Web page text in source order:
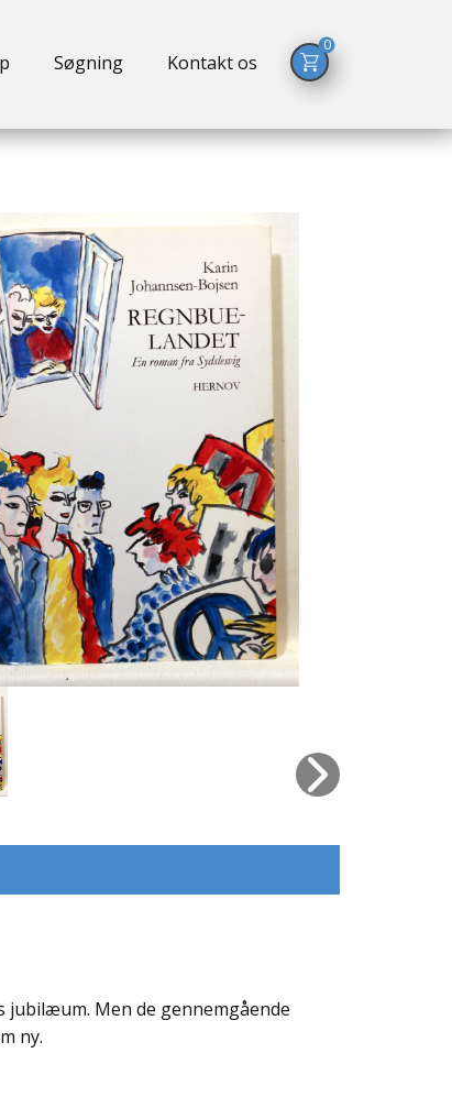
Søgning Kontakt os
0
Men de gennemgående
ny.